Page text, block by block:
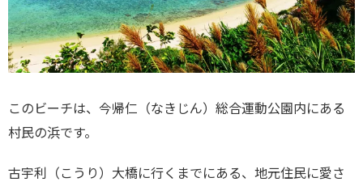
このビーチは、今帰仁（なきじん）総合運動公園内にある
村民の浜です。
古宇利（こうり）大橋に行くまでにある、地元住民に愛さ